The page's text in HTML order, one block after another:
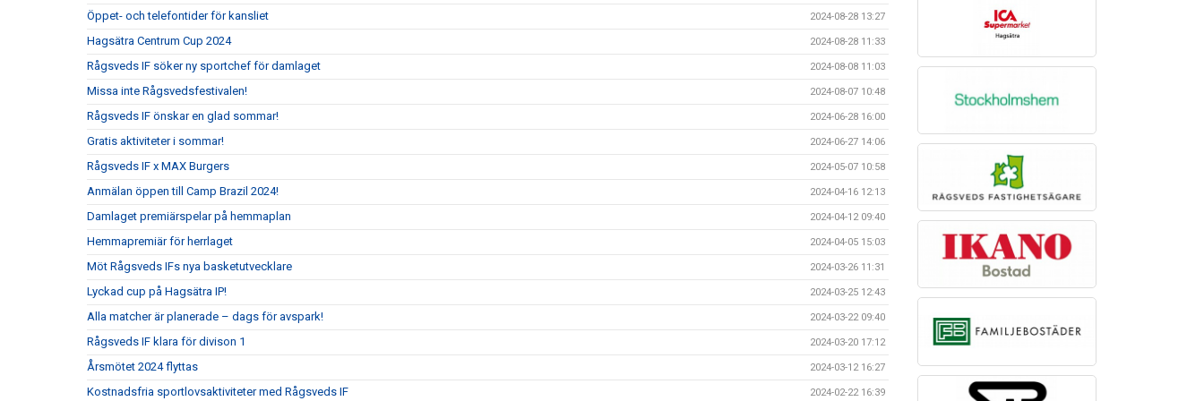
Öppet- och telefontider för kansliet 2024-08-28 13:27
Hagsätra Centrum Cup 2024 2024-08-28 11:33
Rågsveds IF söker ny sportchef för damlaget 2024-08-08 11:03
Missa inte Rågsvedsfestivalen! 2024-08-07 10:48
Rågsveds IF önskar en glad sommar! 2024-06-28 16:00
Gratis aktiviteter i sommar! 2024-06-27 14:06
Rågsveds IF x MAX Burgers 2024-05-07 10:58
Anmälan öppen till Camp Brazil 2024! 2024-04-16 12:13
Damlaget premiärspelar på hemmaplan 2024-04-12 09:40
Hemmapremiär för herrlaget 2024-04-05 15:03
Möt Rågsveds IFs nya basketutvecklare 2024-03-26 11:31
Lyckad cup på Hagsätra IP! 2024-03-25 12:43
Alla matcher är planerade – dags för avspark! 2024-03-22 09:40
Rågsveds IF klara för divison 1 2024-03-20 17:12
Årsmötet 2024 flyttas 2024-03-12 16:27
Kostnadsfria sportlovsaktiviteter med Rågsveds IF 2024-02-22 16:39